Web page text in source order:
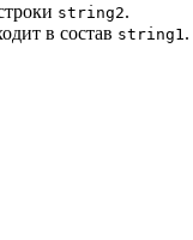
string2.
в состав string1.